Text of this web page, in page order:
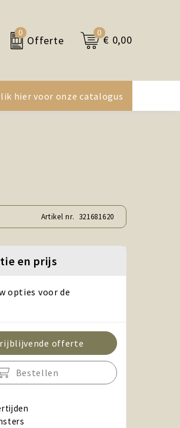
0
Offerte
0
€ 0,00
hier voor onze catalogus
Artikel nr. 321681620
en prijs
opties voor de
offerte
Bestellen